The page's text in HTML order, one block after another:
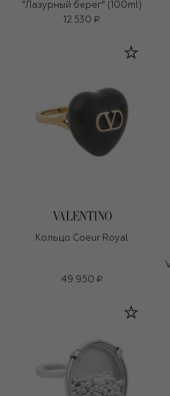
"Лазурный берег" (100ml)
12 530 ₽
Кольцо Coeur Royal
49 950 ₽